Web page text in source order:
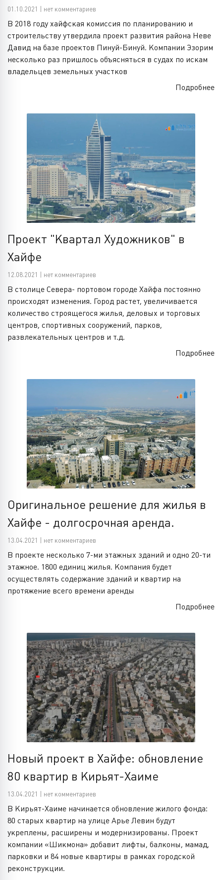
01.10.2021 | нет комментариев
В 2018 году хайфская комиссия по планированию и
строительству утвердила проект развития района Неве
Давид на базе проектов Пинуй-Бинуй. Компании Эзорим
несколько раз пришлось объясняться в судах по искам
владельцев земельных участков
Подробнее
Проект "Квартал Художников" в
Хайфе
12.08.2021 | нет комментариев
В столице Севера- портовом городе Хайфа постоянно
происходят изменения. Город растет, увеличивается
количество строящегося жилья, деловых и торговых
центров, спортивных сооружений, парков,
развлекательных центров и т.д.
Подробнее
Оригинальное решение для жилья в
Хайфе - долгосрочная аренда.
13.04.2021 | нет комментариев
В проекте несколько 7-ми этажных зданий и одно 20-ти
этажное. 1800 единиц жилья. Компания будет
осуществлять содержание зданий и квартир на
протяжение всего времени аренды
Подробнее
Новый проект в Хайфе: обновление
80 квартир в Кирьят-Хаиме
13.04.2021 | нет комментариев
В Кирьят-Хаиме начинается обновление жилого фонда:
80 старых квартир на улице Арье Левин будут
укреплены, расширены и модернизированы. Проект
компании «Шикмона» добавит лифты, балконы, мамад,
парковки и 84 новые квартиры в рамках городской
реконструкции.